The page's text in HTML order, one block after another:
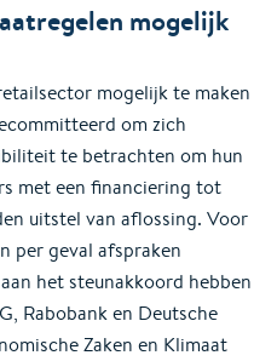
mogelijk
mogelijk te maken
om zich
te betrachten om hun
met een financiering tot
uitstel van aflossing. Voor
per geval afspraken
het steunakkoord hebben
Rabobank en Deutsche
Zaken en Klimaat